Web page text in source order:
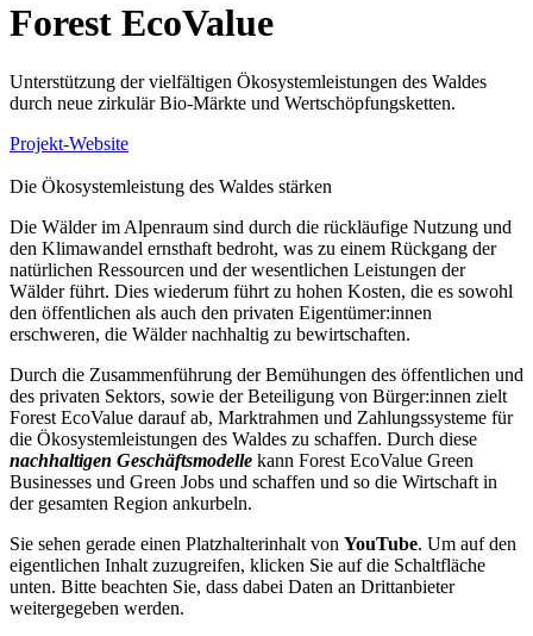
Forest EcoValue
Unterstützung der vielfältigen Ökosystemleistungen des Waldes
durch neue zirkulär Bio-Märkte und Wertschöpfungsketten.
Projekt-Website
Die Ökosystemleistung des Waldes stärken
Die Wälder im Alpenraum sind durch die rückläufige Nutzung und
den Klimawandel ernsthaft bedroht, was zu einem Rückgang der
natürlichen Ressourcen und der wesentlichen Leistungen der
Wälder führt. Dies wiederum führt zu hohen Kosten, die es sowohl
den öffentlichen als auch den privaten Eigentümer:innen
erschweren, die Wälder nachhaltig zu bewirtschaften.
Durch die Zusammenführung der Bemühungen des öffentlichen und
des privaten Sektors, sowie der Beteiligung von Bürger:innen zielt
Forest EcoValue darauf ab, Marktrahmen und Zahlungssysteme für
die Ökosystemleistungen des Waldes zu schaffen. Durch diese
nachhaltigen Geschäftsmodelle kann Forest EcoValue Green
Businesses und Green Jobs und schaffen und so die Wirtschaft in
der gesamten Region ankurbeln.
Sie sehen gerade einen Platzhalterinhalt von YouTube. Um auf den
eigentlichen Inhalt zuzugreifen, klicken Sie auf die Schaltfläche
unten. Bitte beachten Sie, dass dabei Daten an Drittanbieter
weitergegeben werden.